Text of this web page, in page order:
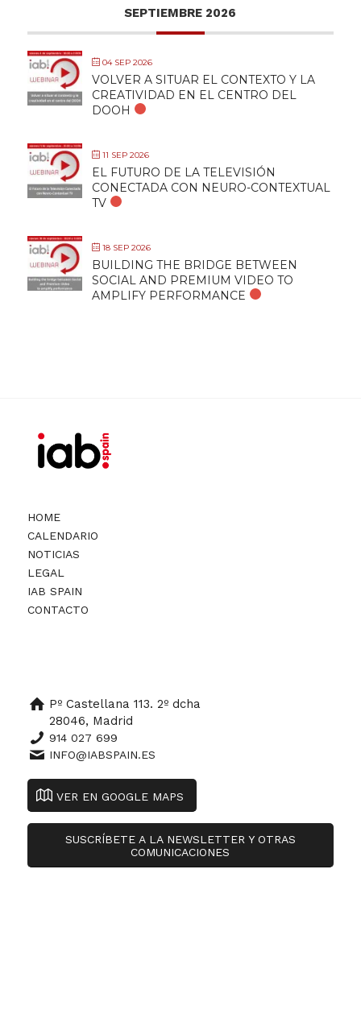
SEPTIEMBRE 2026
04 SEP 2026
VOLVER A SITUAR EL CONTEXTO Y LA
CREATIVIDAD EN EL CENTRO DEL
DOOH
11 SEP 2026
EL FUTURO DE LA TELEVISIÓN
CONECTADA CON NEURO-CONTEXTUAL
TV
18 SEP 2026
BUILDING THE BRIDGE BETWEEN
SOCIAL AND PREMIUM VIDEO TO
AMPLIFY PERFORMANCE
HOME
CALENDARIO
NOTICIAS
LEGAL
IAB SPAIN
CONTACTO
Pº Castellana 113. 2º dcha
28046, Madrid
914 027 699
INFO@IABSPAIN.ES
VER EN GOOGLE MAPS
SUSCRÍBETE A LA NEWSLETTER Y OTRAS
COMUNICACIONES